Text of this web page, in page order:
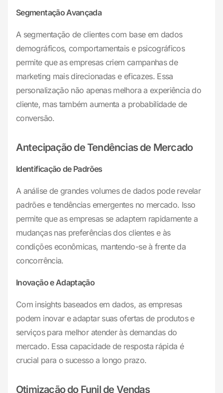
Segmentação Avançada
A segmentação de clientes com base em dados
demográficos, comportamentais e psicográficos
permite que as empresas criem campanhas de
marketing mais direcionadas e eficazes. Essa
personalização não apenas melhora a experiência do
cliente, mas também aumenta a probabilidade de
conversão.
Antecipação de Tendências de Mercado
Identificação de Padrões
A análise de grandes volumes de dados pode revelar
padrões e tendências emergentes no mercado. Isso
permite que as empresas se adaptem rapidamente a
mudanças nas preferências dos clientes e às
condições econômicas, mantendo-se à frente da
concorrência.
Inovação e Adaptação
Com insights baseados em dados, as empresas
podem inovar e adaptar suas ofertas de produtos e
serviços para melhor atender às demandas do
mercado. Essa capacidade de resposta rápida é
crucial para o sucesso a longo prazo.
Otimização do Funil de Vendas